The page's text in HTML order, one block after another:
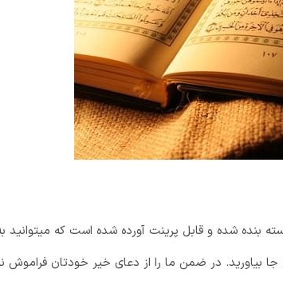
شده و قابل پرینت آورده شده است که میتوانید
بیاورید. در ضمن ما را از دعای خیر خودتان فراموش